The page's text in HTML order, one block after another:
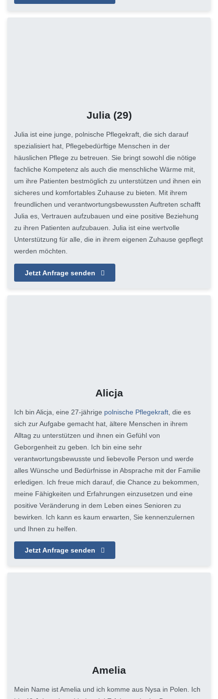
Julia (29)
Julia ist eine junge, polnische Pflegekraft, die sich darauf
spezialisiert hat, Pflegebedürftige Menschen in der
häuslichen Pflege zu betreuen. Sie bringt sowohl die nötige
fachliche Kompetenz als auch die menschliche Wärme mit,
um ihre Patienten bestmöglich zu unterstützen und ihnen ein
sicheres und komfortables Zuhause zu bieten. Mit ihrem
freundlichen und verantwortungsbewussten Auftreten schafft
Julia es, Vertrauen aufzubauen und eine positive Beziehung
zu ihren Patienten aufzubauen. Julia ist eine wertvolle
Unterstützung für alle, die in ihrem eigenen Zuhause gepflegt
werden möchten.
Jetzt Anfrage senden
Alicja
Ich bin Alicja, eine 27-jährige polnische Pflegekraft , die es
sich zur Aufgabe gemacht hat, ältere Menschen in ihrem
Alltag zu unterstützen und ihnen ein Gefühl von
Geborgenheit zu geben. Ich bin eine sehr
verantwortungsbewusste und liebevolle Person und werde
alles Wünsche und Bedürfnisse in Absprache mit der Familie
erledigen. Ich freue mich darauf, die Chance zu bekommen,
meine Fähigkeiten und Erfahrungen einzusetzen und eine
positive Veränderung in dem Leben eines Senioren zu
bewirken. Ich kann es kaum erwarten, Sie kennenzulernen
und Ihnen zu helfen.
Jetzt Anfrage senden
Amelia
Mein Name ist Amelia und ich komme aus Nysa in Polen. Ich